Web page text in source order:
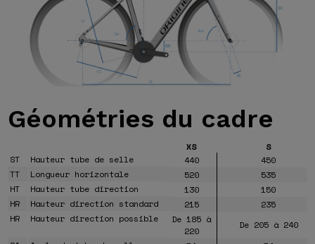
Géométries du cadre
XS
S
ST
Hauteur tube de selle 440
450
TT
Longueur horizontale 520
535
HT
Hauteur tube direction 130
150
HR
Hauteur direction standard 215
235
HR
Hauteur direction possible
De 185 à
220
De 205 à 240